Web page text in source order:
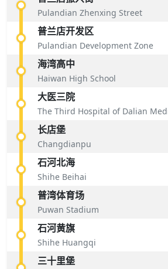
Pulandian Zhenxing Street
普兰店开发区
Pulandian Development Zone
海湾高中
Haiwan High School
大医三院
The Third Hospital of Dalian
长店堡
Changdianpu
石河北海
Shihe Beihai
普湾体育场
Puwan Stadium
石河黄旗
Shihe Huangqi
三十里堡